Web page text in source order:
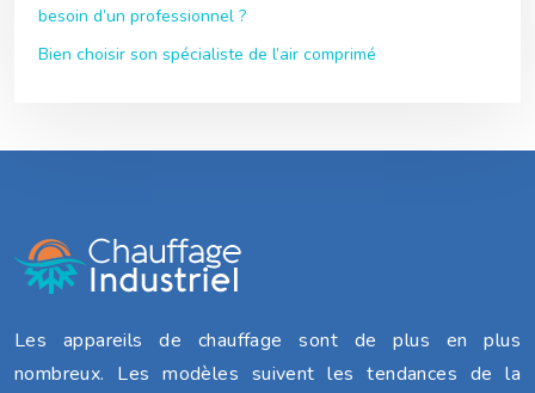
besoin d’un professionnel ?
Bien choisir son spécialiste de l’air comprimé
Les appareils de chauffage sont de plus en plus
nombreux. Les modèles suivent les tendances de la